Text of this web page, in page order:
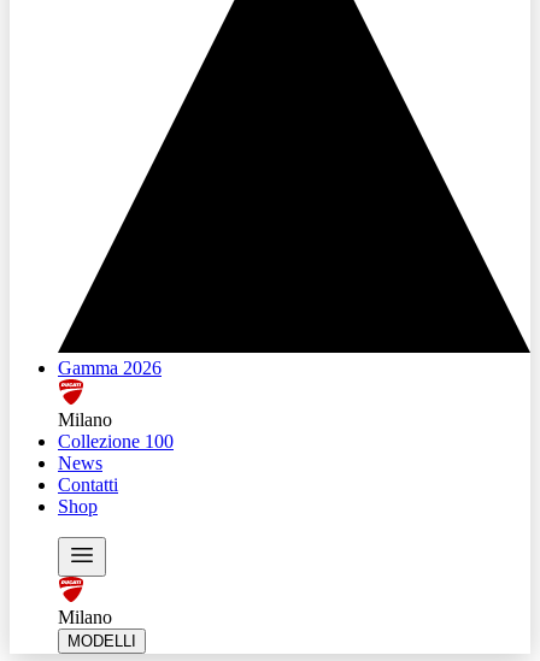
Gamma 2026
Milano
Collezione 100
News
Contatti
Shop
Milano
MODELLI